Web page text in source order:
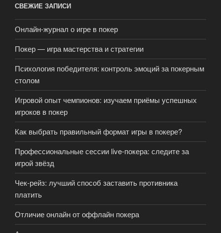
СВЕЖИЕ ЗАПИСИ
Онлайн-журнал о игре в покер
Покер — игра мастерства и стратегии
Психология победителя: контроль эмоций за покерным
столом
Игровой опыт чемпионов: изучаем приёмы успешных
игроков в покер
Как выбрать правильный формат игры в покере?
Профессиональные сессии live-покера: следите за
игрой звёзд
Чек-рейз: лучший способ заставить противника
платить
Отличие онлайн от оффлайн покера